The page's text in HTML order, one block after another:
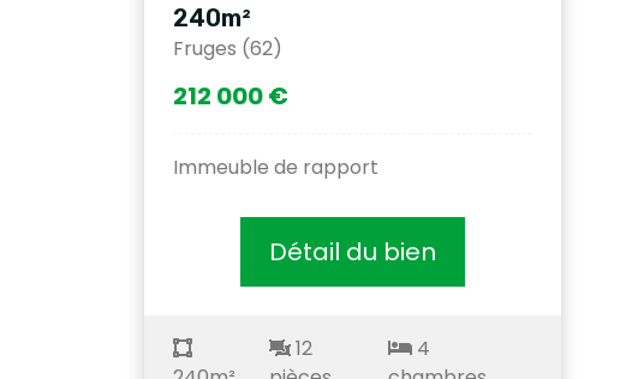
240m²
Fruges (62)
212 000 €
Immeuble de rapport
Détail du bien
12
4